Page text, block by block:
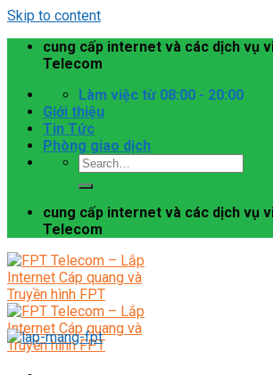
Skip to content
cung cấp internet và các dịch vụ
Telecom
Làm việc từ 08:00 - 20:00
Giới thiệu
Tin Tức
Phòng giao dịch
cung cấp internet và các dịch vụ
Telecom